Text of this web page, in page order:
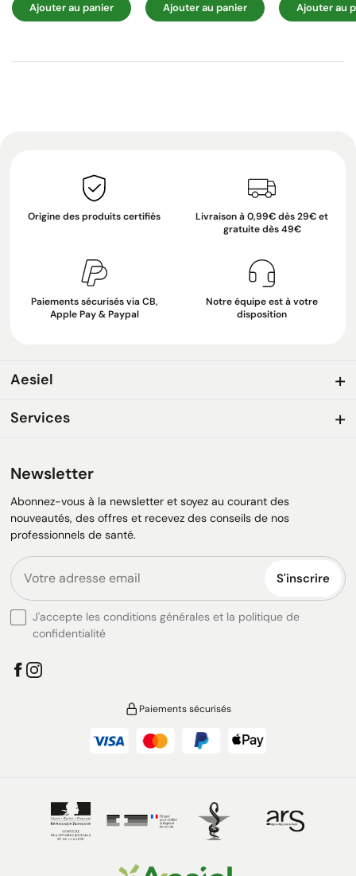
Ajouter au panier Ajouter au panier Ajouter au
Origine des produits certifiés
Livraison à 0,99€ dès 29€ et
gratuite dès 49€
Paiements sécurisés via CB,
Apple Pay & Paypal
Notre équipe est à votre
disposition
Aesiel
Services
Newsletter
Abonnez-vous à la newsletter et soyez au courant des
nouveautés, des offres et recevez des conseils de nos
professionnels de santé.
S'inscrire
J'accepte les conditions générales et la politique de
confidentialité
Paiements sécurisés